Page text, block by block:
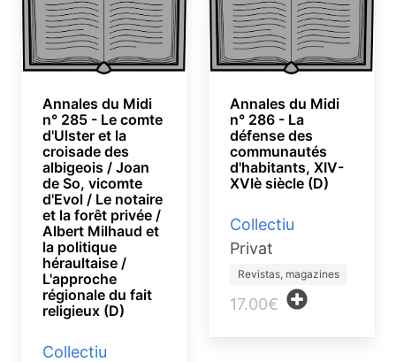
Annales du Midi
n° 285 - Le comte
d'Ulster et la
croisade des
albigeois / Joan
de So, vicomte
d'Evol / Le notaire
et la forêt privée /
Albert Milhaud et
la politique
héraultaise /
L'approche
régionale du fait
religieux (D)
Collectiu
Annales du Midi
n° 286 - La
défense des
communautés
d'habitants, XIV-
XVIè siècle (D)
Collectiu
Privat
Revistas, magazines
17.00€